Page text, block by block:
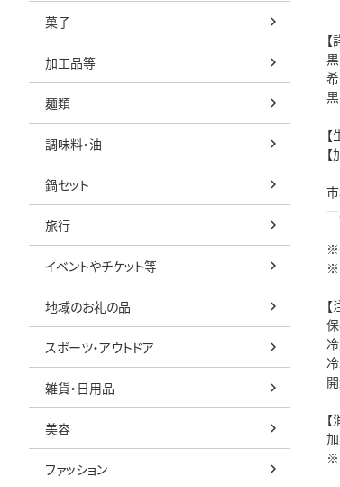
菓子
加工品等
麺類
調味料・油
鍋セット
旅行
イベントやチケット等
地域のお礼の品
スポーツ・アウトドア
雑貨・日用品
美容
ファッション
※
※
※